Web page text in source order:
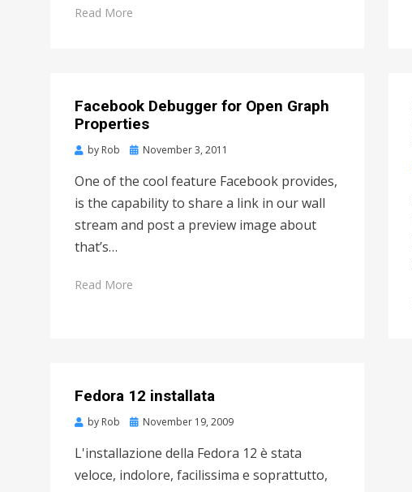
Read More
Facebook Debugger for Open Graph
Properties
by Rob
Posted
November 3, 2011
One of the cool feature Facebook provides,
is the capability to share a link in our wall
stream and post a preview image about
that’s…
Read More
Fedora 12 installata
by Rob
Posted
November 19, 2009
L'installazione della Fedora 12 è stata
veloce, indolore, facilissima e soprattutto,